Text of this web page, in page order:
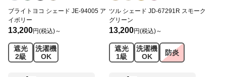
ブライトヨコ シェード JE-94005 ア
イボリー
13,200円(税込)～
遮光
2級
洗濯機
OK
ツル シェード JD-67291R スモーク
グリーン
13,200円(税込)～
遮光
1級
洗濯機
OK
防炎